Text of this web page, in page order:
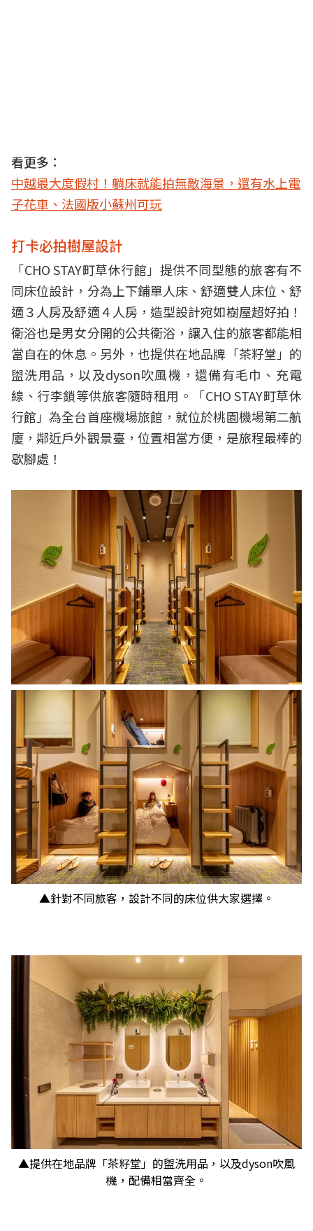
看更多：
中越最大度假村！躺床就能拍無敵海景，還有水上電
子花車、法國版小蘇州可玩
打卡必拍樹屋設計
「CHO STAY町草休行館」提供不同型態的旅客有不
同床位設計，分為上下鋪單人床、舒適雙人床位、舒
適３人房及舒適４人房，造型設計宛如樹屋超好拍！
衛浴也是男女分開的公共衛浴，讓入住的旅客都能相
當自在的休息。另外，也提供在地品牌「茶籽堂」的
盥洗用品，以及dyson吹風機，還備有毛巾、充電
線、行李鎖等供旅客隨時租用。「CHO STAY町草休
行館」為全台首座機場旅館，就位於桃園機場第二航
廈，鄰近戶外觀景臺，位置相當方便，是旅程最棒的
歇腳處！
▲針對不同旅客，設計不同的床位供大家選擇。
▲提供在地品牌「茶籽堂」的盥洗用品，以及dyson吹風
機，配備相當齊全。